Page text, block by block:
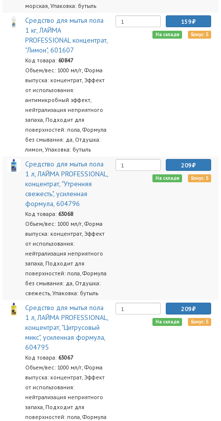
морская, Упаковка: бутыль
Средство для мытья пола
1 кг, ЛАЙМА
PROFESSIONAL концентрат,
"Лимон", 601607
Код товара: 60847
Объем/вес: 1000 мл/г, Форма
выпуска: концентрат, Эффект
от использования:
антимикробный эффект,
нейтрализация неприятного
запаха, Подходит для
поверхностей: пола, Формула
без смывания: да, Отдушка:
лимон, Упаковка: бутыль
159
На складе Бонус: 5
Средство для мытья пола
1 л, ЛАЙМА PROFESSIONAL,
концентрат, "Утренняя
свежесть", усиленная
формула, 604796
Код товара: 63068
Объем/вес: 1000 мл/г, Форма
выпуска: концентрат, Эффект
от использования:
нейтрализация неприятного
запаха, Подходит для
поверхностей: пола, Формула
без смывания: да, Отдушка:
свежесть, Упаковка: бутыль
209
На складе Бонус: 5
Средство для мытья пола
1 л, ЛАЙМА PROFESSIONAL,
концентрат, "Цитрусовый
микс", усиленная формула,
604795
Код товара: 63067
Объем/вес: 1000 мл/г, Форма
выпуска: концентрат, Эффект
от использования:
нейтрализация неприятного
запаха, Подходит для
поверхностей: пола, Формула
209
На складе Бонус: 5